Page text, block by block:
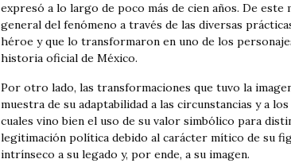
expresó a lo largo de poco más de cien años. De
general del fenómeno a través de las diversas
héroe y que lo transformaron en uno de los
historia oficial de México.
Por otro lado, las transformaciones que tuvo la
muestra de su adaptabilidad a las circunstancias y a
cuales vino bien el uso de su valor simbólico para
legitimación política debido al carácter mítico de su
intrínseco a su legado y, por ende, a su imagen.